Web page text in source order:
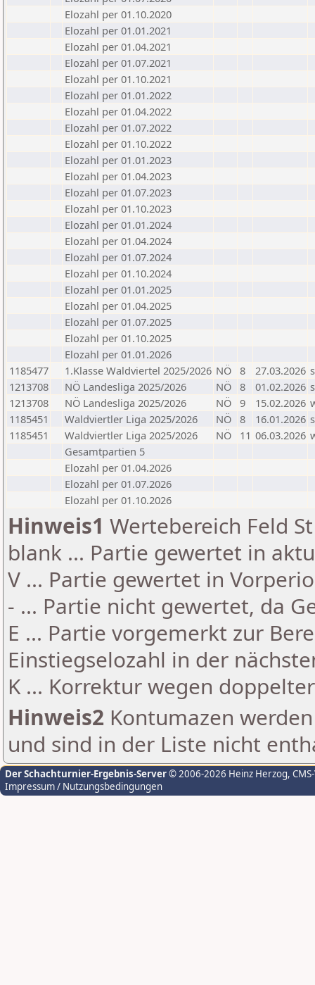
Elozahl per 01.10.2020
Elozahl per 01.01.2021
Elozahl per 01.04.2021
Elozahl per 01.07.2021
Elozahl per 01.10.2021
Elozahl per 01.01.2022
Elozahl per 01.04.2022
Elozahl per 01.07.2022
Elozahl per 01.10.2022
Elozahl per 01.01.2023
Elozahl per 01.04.2023
Elozahl per 01.07.2023
Elozahl per 01.10.2023
Elozahl per 01.01.2024
Elozahl per 01.04.2024
Elozahl per 01.07.2024
Elozahl per 01.10.2024
Elozahl per 01.01.2025
Elozahl per 01.04.2025
Elozahl per 01.07.2025
Elozahl per 01.10.2025
Elozahl per 01.01.2026
1185477
1.Klasse Waldviertel 2025/2026 NÖ 8 27.03.2026 s
1213708
NÖ Landesliga 2025/2026 NÖ 8 01.02.2026 s
1213708
NÖ Landesliga 2025/2026 NÖ 9 15.02.2026
1185451
Waldviertler Liga 2025/2026 NÖ 8 16.01.2026 s
1185451
Waldviertler Liga 2025/2026 NÖ 11 06.03.2026
Gesamtpartien 5
Elozahl per 01.04.2026
Elozahl per 01.07.2026
Elozahl per 01.10.2026
Hinweis1 Wertebereich Feld
blank ... Partie gewertet in
V ... Partie gewertet in
- ... Partie nicht gewertet, da
E ... Partie vorgemerkt zur
Einstiegselozahl in der
K ... Korrektur wegen
Hinweis2 Kontumazen
und sind in der Liste nicht
Der Schachturnier-Ergebnis-Server© 2006-2026 Heinz Herzog,
Impressum / Nutzungsbedingungen